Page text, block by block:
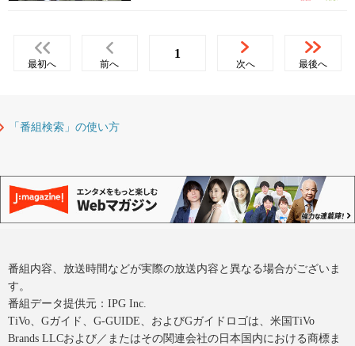
最初へ 前へ
1
次へ 最後へ
「番組検索」の使い方
番組内容、放送時間などが実際の放送内容と異なる場合がございま
す。
番組データ提供元：IPG Inc.
TiVo、Gガイド、G-GUIDE、およびGガイドロゴは、米国TiVo
Brands LLCおよび／またはその関連会社の日本国内における商標ま